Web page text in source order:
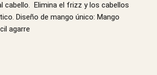
cabello. Elimina el frizz y los cabellos
Diseño de mango único: Mango
agarre